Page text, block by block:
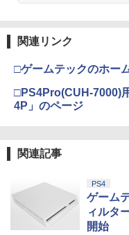
関連リンク
□ゲームテックのホー
□PS4Pro(CUH-7000)
4P」のページ
関連記事
PS4
ゲーム
ィルタ
開始